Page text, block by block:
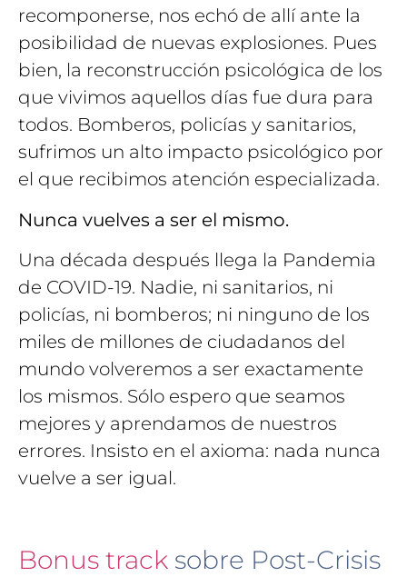
recomponerse, nos echó de allí ante la
posibilidad de nuevas explosiones. Pues
bien, la reconstrucción psicológica de los
que vivimos aquellos días fue dura para
todos. Bomberos, policías y sanitarios,
sufrimos un alto impacto psicológico por
el que recibimos atención especializada.
Nunca vuelves a ser el mismo.
Una década después llega la Pandemia
de COVID-19. Nadie, ni sanitarios, ni
policías, ni bomberos; ni ninguno de los
miles de millones de ciudadanos del
mundo volveremos a ser exactamente
los mismos. Sólo espero que seamos
mejores y aprendamos de nuestros
errores. Insisto en el axioma: nada nunca
vuelve a ser igual.
Bonus track sobre Post-Crisis